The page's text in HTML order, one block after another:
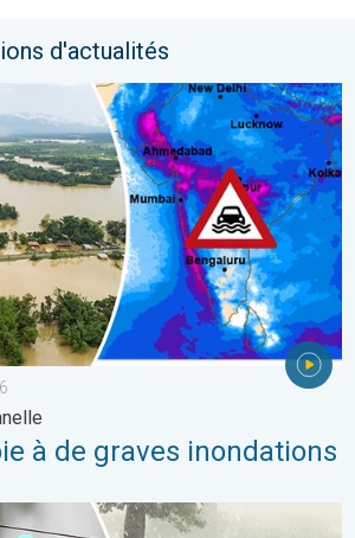
d'actualités
graves inondations. Mousson
à de graves inondations
en Pologne. Fortes intempéries.